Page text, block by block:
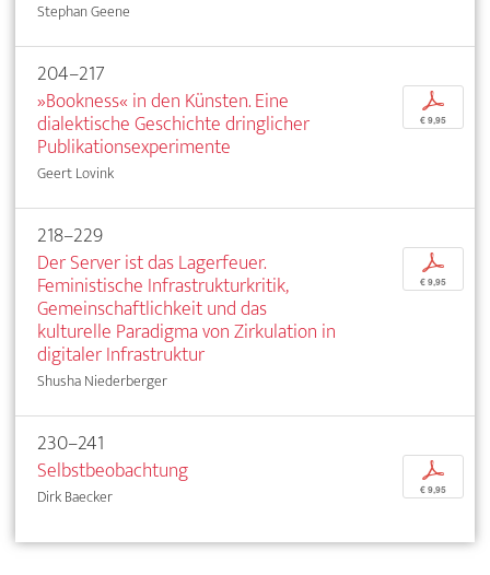
Stephan Geene
204–217
»Bookness« in den Künsten. Eine
dialektische Geschichte dringlicher
Publikationsexperimente
Geert Lovink
p
€ 9,95
218–229
Der Server ist das Lagerfeuer.
Feministische Infrastrukturkritik,
Gemeinschaftlichkeit und das
kulturelle Paradigma von Zirkulation in
digitaler Infrastruktur
Shusha Niederberger
p
€ 9,95
230–241
Selbstbeobachtung
Dirk Baecker
p
€ 9,95